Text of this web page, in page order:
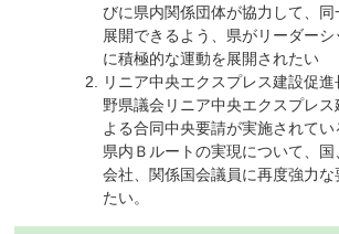
びに県内関係団体が協力して、
展開できるよう、県がリーダー
に積極的な運動を展開されたい
リニア中央エクスプレス建設促
野県議会リニア中央エクスプレ
よる合同中央要請が実施されてい
県内Ｂルートの実現について、
会社、関係国会議員に再度強力
たい。